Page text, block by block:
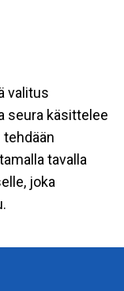
valitus
seura käsittelee
tavalla
joka